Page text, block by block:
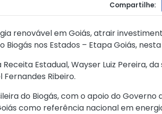
Compartilhe:
renovável em Goiás, atrair
nos Estados – Etapa Goiás,
Estadual, Wayser Luiz Pereira,
Ribeiro.
do Biogás, com o apoio do Governo
como referência nacional em